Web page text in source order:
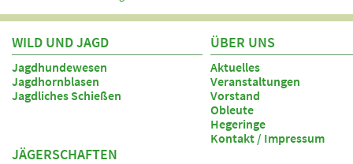
WILD UND JAGD
Jagdhundewesen
Jagdhornblasen
Jagdliches Schießen
ÜBER UNS
Aktuelles
Veranstaltungen
Vorstand
Obleute
Hegeringe
Kontakt / Impressum
JÄGERSCHAFTEN